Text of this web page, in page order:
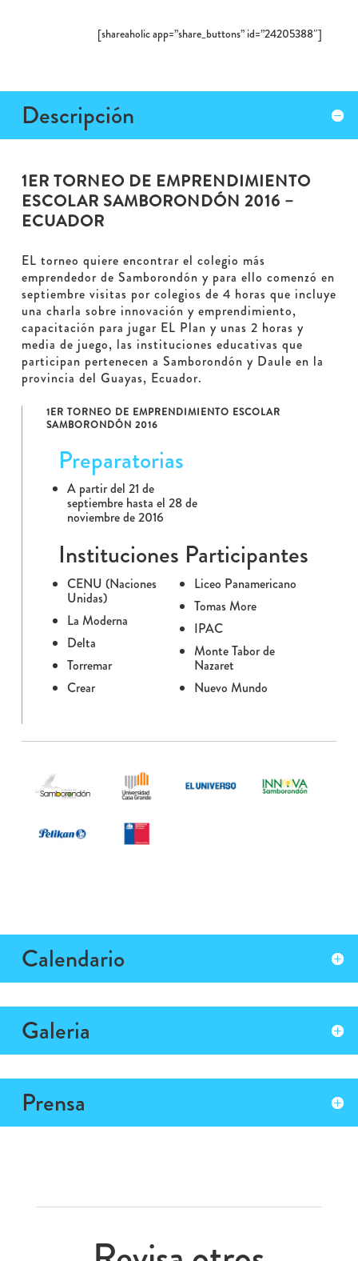
[shareaholic app=”share_buttons” id=”24205388″]
Descripción
1ER TORNEO DE EMPRENDIMIENTO
ESCOLAR SAMBORONDÓN 2016 –
ECUADOR
EL torneo quiere encontrar el colegio más
emprendedor de Samborondón y para ello comenzó en
septiembre visitas por colegios de 4 horas que incluye
una charla sobre innovación y emprendimiento,
capacitación para jugar EL Plan y unas 2 horas y
media de juego, las instituciones educativas que
participan pertenecen a Samborondón y Daule en la
provincia del Guayas, Ecuador.
1ER TORNEO DE EMPRENDIMIENTO ESCOLAR
SAMBORONDÓN 2016
Preparatorias
A partir del 21 de
septiembre hasta el 28 de
noviembre de 2016
Instituciones Participantes
CENU (Naciones
Unidas)
La Moderna
Delta
Torremar
Crear
Liceo Panamericano
Tomas More
IPAC
Monte Tabor de
Nazaret
Nuevo Mundo
Calendario
Galeria
Prensa